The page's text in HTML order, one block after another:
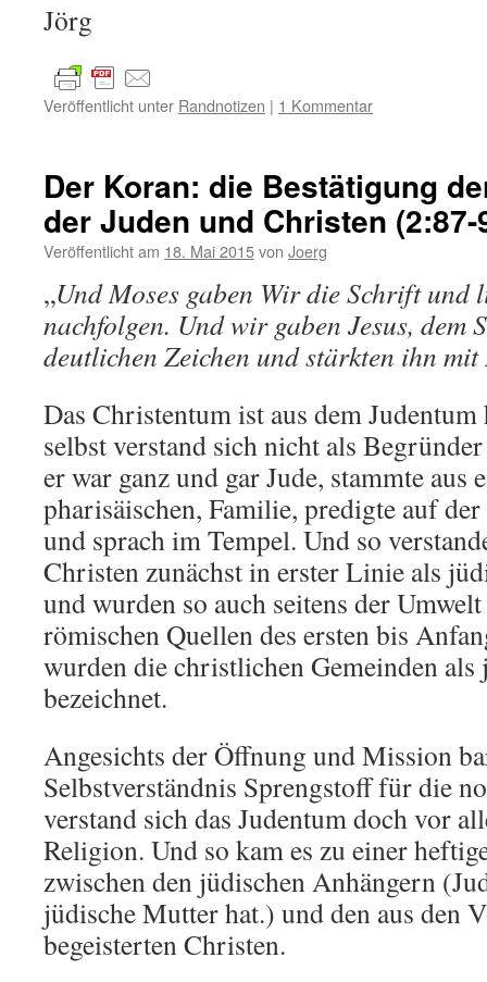
Jörg
Veröffentlicht unter Randnotizen | 1 Kommentar
Der Koran: die Bestätigung
der Juden und Christen (2:87-
Veröffentlicht am 18. Mai 2015von Joerg
„Und Moses gaben Wir die Schrift und
nachfolgen. Und wir gaben Jesus, dem
deutlichen Zeichen und stärkten ihn
Das Christentum ist aus dem Judentum
selbst verstand sich nicht als
er war ganz und gar Jude, stammte
pharisäischen, Familie, predigte auf
und sprach im Tempel. Und so
Christen zunächst in erster Linie als
und wurden so auch seitens der
römischen Quellen des ersten bis
wurden die christlichen Gemeinden als
bezeichnet.
Angesichts der Öffnung und Mission
Selbstverständnis Sprengstoff für die
verstand sich das Judentum doch vor
Religion. Und so kam es zu einer
zwischen den jüdischen Anhängern
jüdische Mutter hat.) und den aus den
begeisterten Christen.